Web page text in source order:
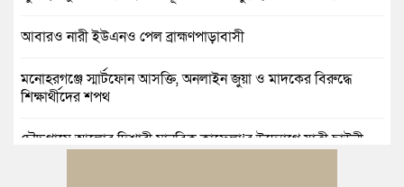
আবারও নারী ইউএনও পেল ব্রাহ্মণপাড়াবাসী
মনোহরগঞ্জে স্মার্টফোন আসক্তি, অনলাইন জুয়া ও মাদকের বিরুদ্ধে
শিক্ষার্থীদের শপথ
চৌদ্দগ্রামে আলোর দিশারী মানবিক কাফেলা’র উদ্যোগে যাত্রী ছাউনী